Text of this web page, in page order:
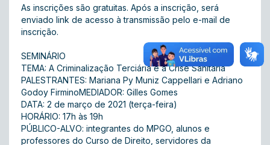
As inscrições são gratuitas. Após a inscrição, será
enviado link de acesso à transmissão pelo e-mail de
inscrição.
SEMINÁRIO
TEMA: A Criminalização Terciária e a Crise Sanitária
PALESTRANTES: Mariana Py Muniz Cappellari e Adriano
Godoy FirminoMEDIADOR: Gilles Gomes
DATA: 2 de março de 2021 (terça-feira)
HORÁRIO: 17h às 19h
PÚBLICO-ALVO: integrantes do MPGO, alunos e
professores do Curso de Direito, servidores da